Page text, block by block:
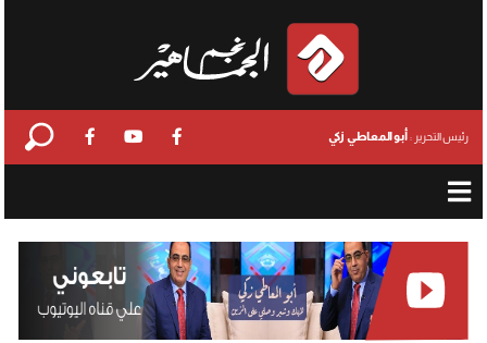
رئيس التحرير : أبو المعاطي زكي